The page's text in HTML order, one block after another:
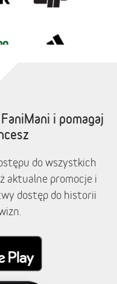
i pomagaj
do wszystkich
aktualne promocje i
dostęp do historii